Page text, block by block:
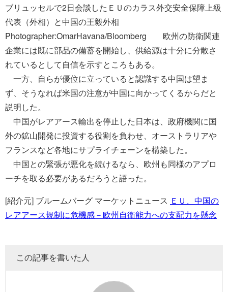
ブリュッセルで2日会談したＥＵのカラス外交安全保障上級
代表（外相）と中国の王毅外相
Photographer:OmarHavana/Bloomberg 欧州の防衛関連
企業には既に部品の備蓄を開始し、供給源は十分に分散さ
れているとして自信を示すところもある。
一方、自らが優位に立っていると認識する中国は望ま
ず、そうなれば米国の注意が中国に向かってくるからだと
説明した。
中国がレアアース輸出を停止した日本は、政府機関に国
外の鉱山開発に投資する役割を負わせ、オーストラリアや
フランスなど各地にサプライチェーンを構築した。
中国との緊張が悪化を続けるなら、欧州も同様のアプロ
ーチを取る必要があるだろうと語った。
[紹介元] ブルームバーグ マーケットニュース ＥＵ、中国の
レアアース規制に危機感－欧州自衛能力への支配力を懸念
この記事を書いた人